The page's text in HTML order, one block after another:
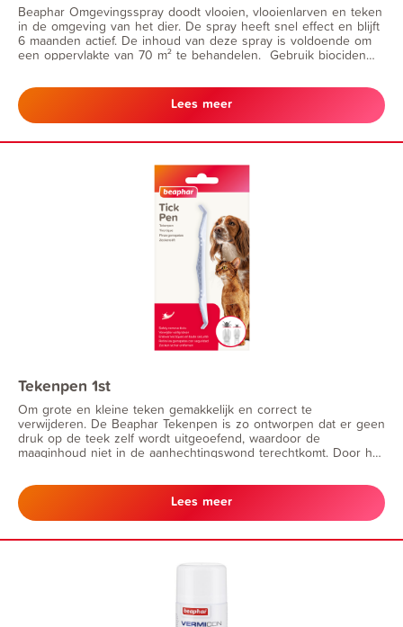
Beaphar Omgevingsspray doodt vlooien, vlooienlarven en teken
in de omgeving van het dier. De spray heeft snel effect en blijft
6 maanden actief. De inhoud van deze spray is voldoende om
een oppervlakte van 70 m² te behandelen. Gebruik biociden
Lees meer
Tekenpen 1st
Om grote en kleine teken gemakkelijk en correct te
verwijderen. De Beaphar Tekenpen is zo ontworpen dat er geen
druk op de teek zelf wordt uitgeoefend, waardoor de
maaginhoud niet in de aanhechtingswond terechtkomt. Door het
Lees meer